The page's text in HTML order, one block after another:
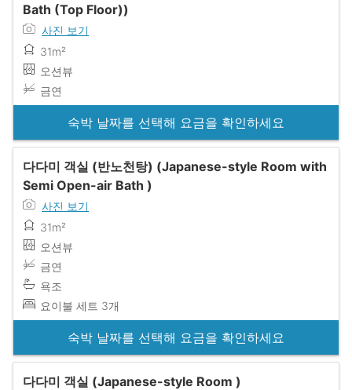
Bath (Top Floor))
사진 보기
31m²
오션뷰
금연
숙박 날짜를 선택해 요금을 확인하세요
다다미 객실 (반노천탕) (Japanese-style Room with
Semi Open-air Bath )
사진 보기
31m²
오션뷰
금연
욕조
요이불 세트 3개
숙박 날짜를 선택해 요금을 확인하세요
다다미 객실 (Japanese-style Room )